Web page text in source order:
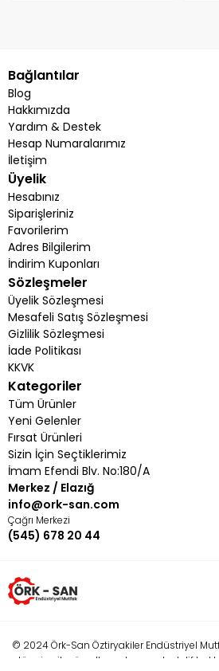
Bağlantılar
Blog
Hakkımızda
Yardım & Destek
Hesap Numaralarımız
İletişim
Üyelik
Hesabınız
Siparişleriniz
Favorilerim
Adres Bilgilerim
İndirim Kuponları
Sözleşmeler
Üyelik Sözleşmesi
Mesafeli Satış Sözleşmesi
Gizlilik Sözleşmesi
İade Politikası
KKVK
Kategoriler
Tüm Ürünler
Yeni Gelenler
Fırsat Ürünleri
Sizin İçin Seçtiklerimiz
İmam Efendi Blv. No:180/A
Merkez / Elazığ
info@ork-san.com
Çağrı Merkezi
(545) 678 20 44
© 2024 Örk-San Öztiryakiler Endüstriyel
tüm içerik, görseller ve tasarımlar telif